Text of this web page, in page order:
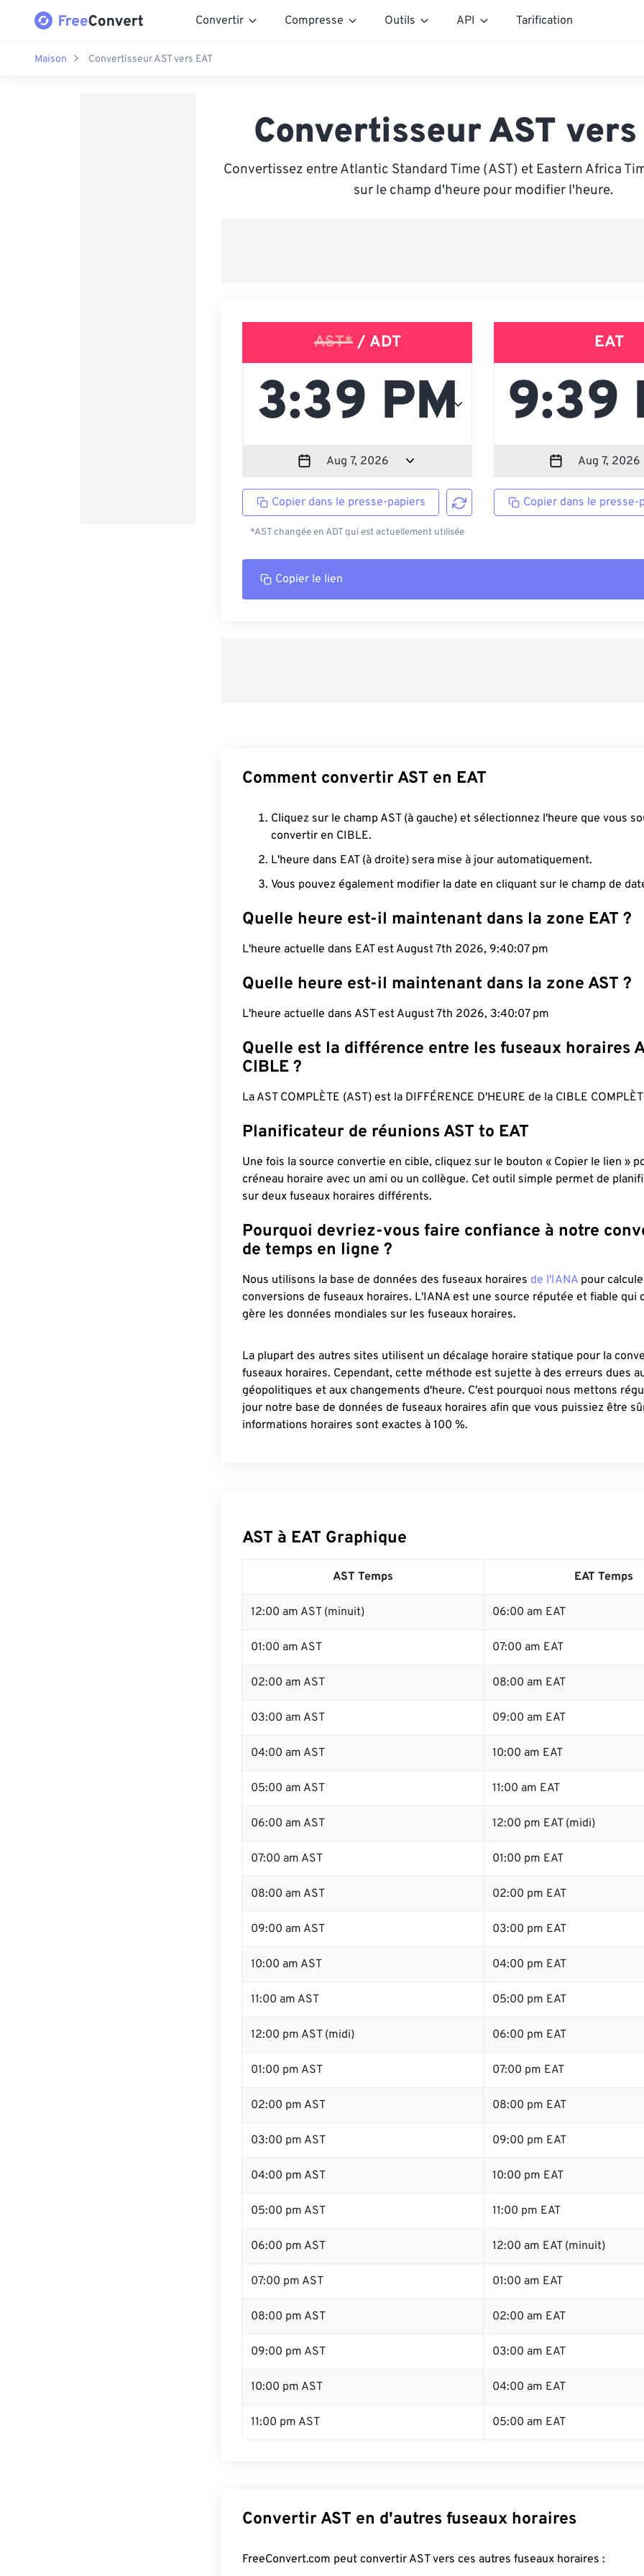
Convertir Compresse Outils API Tarification
Maison Convertisseur AST vers EAT
Convertisseur AST vers
Convertissez entre Atlantic Standard Time (AST) et Eastern Africa
sur le champ d'heure pour modifier l'heure.
AST*/ ADT
Copier dans le presse-papiers
*AST changée en ADT qui est actuellement utilisée
EAT
Copier dans le presse-
Copier le lien
Comment convertir AST en EAT
Cliquez sur le champ AST (à gauche) et sélectionnez l'heure que vous
convertir en CIBLE.
L'heure dans EAT (à droite) sera mise à jour automatiquement.
Vous pouvez également modifier la date en cliquant sur le champ de
Quelle heure est-il maintenant dans la zone EAT ?
L'heure actuelle dans EAT est August 7th 2026, 9:40:08 pm
Quelle heure est-il maintenant dans la zone AST ?
L'heure actuelle dans AST est August 7th 2026, 3:40:08 pm
Quelle est la différence entre les fuseaux horaires
CIBLE ?
La AST COMPLÈTE (AST) est la DIFFÉRENCE D'HEURE de la CIBLE
Planificateur de réunions AST to EAT
Une fois la source convertie en cible, cliquez sur le bouton « Copier le lien »
créneau horaire avec un ami ou un collègue. Cet outil simple permet de
sur deux fuseaux horaires différents.
Pourquoi devriez-vous faire confiance à notre
de temps en ligne ?
Nous utilisons la base de données des fuseaux horaires de l'IANA pour
conversions de fuseaux horaires. L'IANA est une source réputée et fiable qui
gère les données mondiales sur les fuseaux horaires.
La plupart des autres sites utilisent un décalage horaire statique pour la
fuseaux horaires. Cependant, cette méthode est sujette à des erreurs dues
géopolitiques et aux changements d'heure. C'est pourquoi nous mettons
jour notre base de données de fuseaux horaires afin que vous puissiez être
informations horaires sont exactes à 100 %.
AST à EAT Graphique
AST Temps EAT Temps
12:00 am AST (minuit) 06:00 am EAT
01:00 am AST 07:00 am EAT
02:00 am AST 08:00 am EAT
03:00 am AST 09:00 am EAT
04:00 am AST 10:00 am EAT
05:00 am AST 11:00 am EAT
06:00 am AST 12:00 pm EAT (midi)
07:00 am AST 01:00 pm EAT
08:00 am AST 02:00 pm EAT
09:00 am AST 03:00 pm EAT
10:00 am AST 04:00 pm EAT
11:00 am AST 05:00 pm EAT
12:00 pm AST (midi) 06:00 pm EAT
01:00 pm AST 07:00 pm EAT
02:00 pm AST 08:00 pm EAT
03:00 pm AST 09:00 pm EAT
04:00 pm AST 10:00 pm EAT
05:00 pm AST 11:00 pm EAT
06:00 pm AST 12:00 am EAT (minuit)
07:00 pm AST 01:00 am EAT
08:00 pm AST 02:00 am EAT
09:00 pm AST 03:00 am EAT
10:00 pm AST 04:00 am EAT
11:00 pm AST 05:00 am EAT
Convertir AST en d'autres fuseaux horaires
FreeConvert.com peut convertir AST vers ces autres fuseaux horaires :